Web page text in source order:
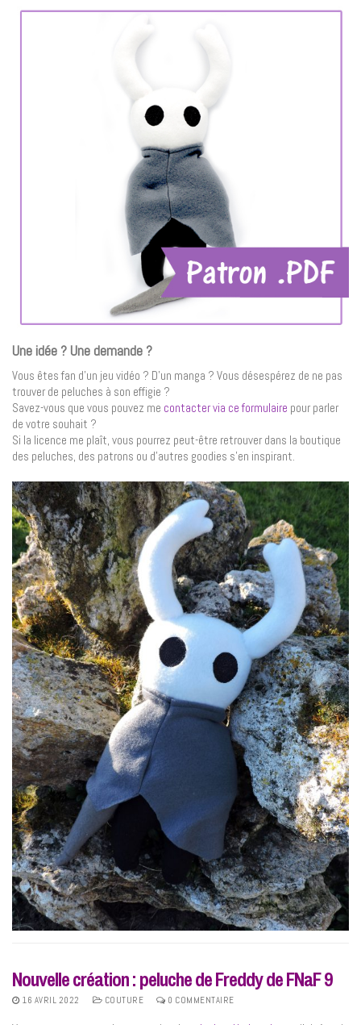
Une idée ? Une demande ?
Vous êtes fan d’un jeu vidéo ? D’un manga ? Vous désespérez de ne pas
trouver de peluches à son effigie ?
Savez-vous que vous pouvez me contacter via ce formulaire pour parler
de votre souhait ?
Si la licence me plaît, vous pourrez peut-être retrouver dans la boutique
des peluches, des patrons ou d’autres goodies s’en inspirant.
Nouvelle création : peluche de Freddy de FNaF 9
16 AVRIL 2022 COUTURE 0 COMMENTAIRE